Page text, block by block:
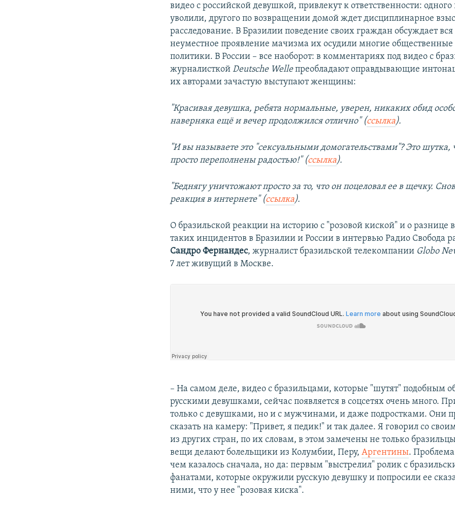
видео с российской девушкой, привлекут к ответственности:
уволили, другого по возвращении домой ждет дисциплинарное
расследование. В Бразилии поведение своих граждан обсуждает вся
неуместное проявление мачизма их осудили многие
политики. В России – все наоборот: в комментариях под видео с
журналисткойDeutsche Welleпреобладают оправдывающие
их авторами зачастую выступают женщины:
"Красивая девушка, ребята нормальные, уверен, никаких обид
наверняка ещё и вечер продолжился отлично" (ссылка).
"И вы называете это "сексуальными домогательствами"? Это шутка,
просто переполнены радостью!" (ссылка).
"Беднягу уничтожают просто за то, что он поцеловал ее в щечку.
реакция в интернете" (ссылка).
О бразильской реакции на историю с "розовой киской" и о разнице
таких инцидентов в Бразилии и России в интервью Радио Свобода
Сандро Фернандес, журналист бразильской телекомпании Globo
7 лет живущий в Москве.
– На самом деле, видео с бразильцами, которые "шутят" подобным
русскими девушками, сейчас появляется в соцсетях очень много.
только с девушками, но и с мужчинами, и даже подростками. Они
сказать на камеру: "Привет, я педик!" и так далее. Я говорил со
из других стран, по их словам, в этом замечены не только
вещи делают болельщики из Колумбии, Перу,Аргентины.
чем казалось сначала, но да: первым "выстрелил" ролик с
фанатами, которые окружили русскую девушку и попросили ее
ними, что у нее "розовая киска".